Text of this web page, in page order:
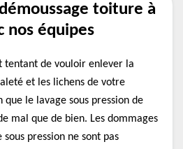
toiture à
nos équipes
tentant de vouloir enlever la
et les lichens de votre
le lavage sous pression de
mal que de bien. Les dommages
pression ne sont pas